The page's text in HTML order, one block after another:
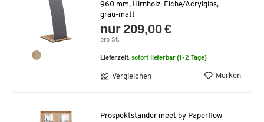
960 mm, Hirnholz-Eiche/Acrylglas,
grau-matt
nur 209,00 €
pro St.
Lieferzeit:sofort lieferbar (1-2 Tage)
Vergleichen Merken
Prospektständer meet by Paperflow